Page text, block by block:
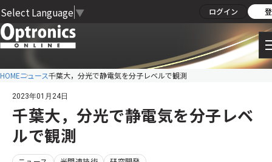
Select Language ▼ ログイン
HOMEニュース千葉大，分光で静電気を分子レベルで観測
2023年01月24日
千葉大，分光で静電気を分子レベ
ルで観測